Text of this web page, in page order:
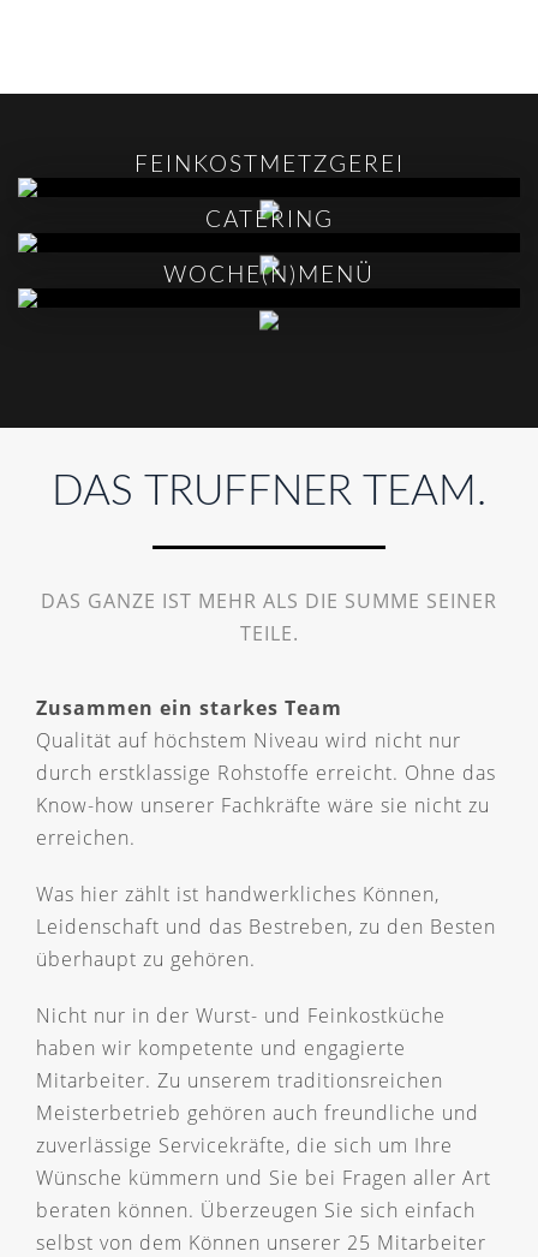
FEINKOSTMETZGEREI
CATERING
WOCHE(N)MENÜ
DAS TRUFFNER TEAM.
DAS GANZE IST MEHR ALS DIE SUMME SEINER
TEILE.
Zusammen ein starkes Team
Qualität auf höchstem Niveau wird nicht nur
durch erstklassige Rohstoffe erreicht. Ohne das
Know-how unserer Fachkräfte wäre sie nicht zu
erreichen.
Was hier zählt ist handwerkliches Können,
Leidenschaft und das Bestreben, zu den Besten
überhaupt zu gehören.
Nicht nur in der Wurst- und Feinkostküche
haben wir kompetente und engagierte
Mitarbeiter. Zu unserem traditionsreichen
Meisterbetrieb gehören auch freundliche und
zuverlässige Servicekräfte, die sich um Ihre
Wünsche kümmern und Sie bei Fragen aller Art
beraten können. Überzeugen Sie sich einfach
selbst von dem Können unserer 25 Mitarbeiter